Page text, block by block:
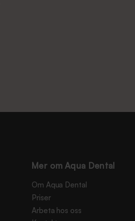
Mer om Aqua Dental
Om Aqua Dental
Priser
Arbeta hos oss